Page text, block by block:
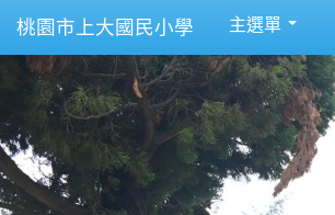
桃園市上大國民小學 主選單